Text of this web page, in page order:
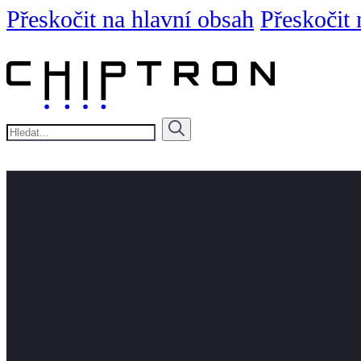
Přeskočit na hlavní obsah Přeskočit
Hledat